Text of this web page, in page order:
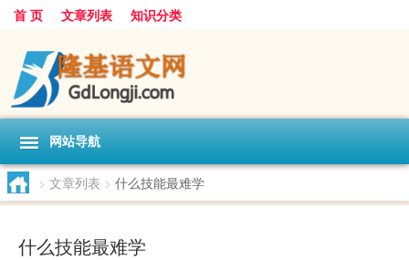
首 页 文章列表 知识分类
网站导航
> 文章列表 > 什么技能最难学
什么技能最难学